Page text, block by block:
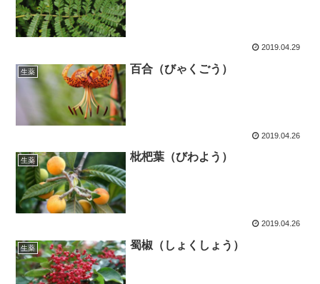
2019.04.29
生薬 百合（びゃくごう）
2019.04.26
生薬 枇杷葉（びわよう）
2019.04.26
生薬 蜀椒（しょくしょう）